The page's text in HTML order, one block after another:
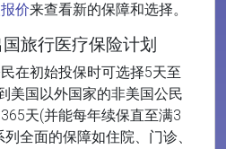
价来查看新的保障和选择。
旅行医疗保险计划
在初始投保时可选择5天至
美国以外国家的非美国公民
天(并能每年续保直至满3
全面的保障如住院、门诊、